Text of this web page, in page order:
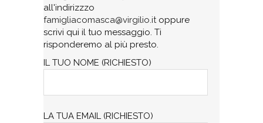
all'indirizzzo
famigliacomasca@virgilio.itoppure
scrivi qui il tuo messaggio. Ti
risponderemo al più presto.
IL TUO NOME (RICHIESTO)
LA TUA EMAIL (RICHIESTO)